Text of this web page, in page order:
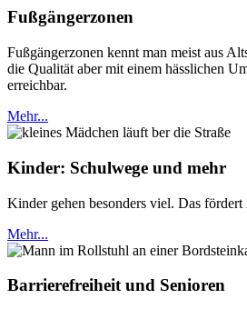
Fußgängerzonen
Fußgängerzonen kennt man meist aus
die Qualität aber mit einem hässlichen
erreichbar.
Mehr...
Kinder: Schulwege und mehr
Kinder gehen besonders viel. Das
Mehr...
Barrierefreiheit und Senioren